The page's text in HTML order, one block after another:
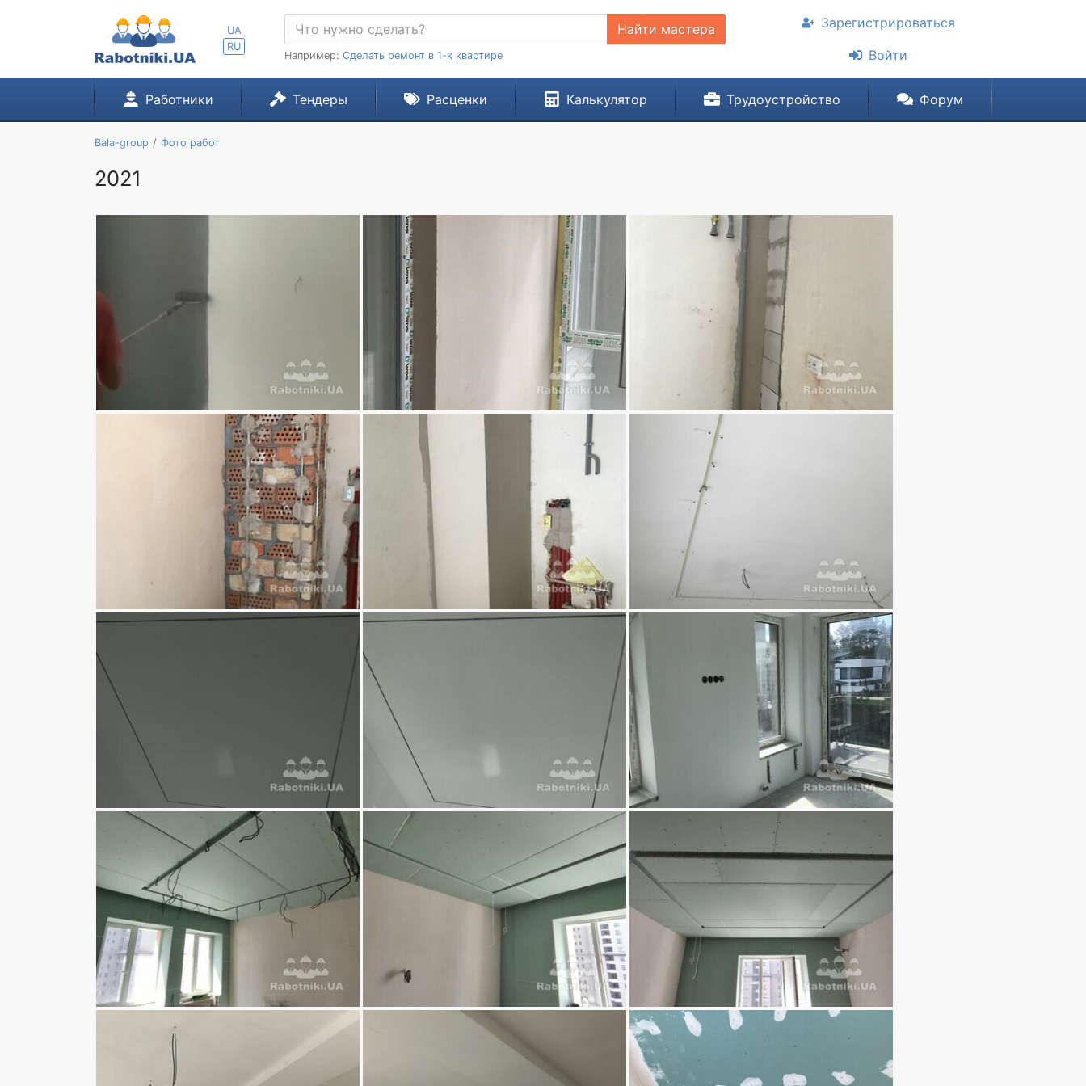
UA
RU
Найти мастера
Например: Сделать ремонт в 1-к квартире
Зарегистрироваться
Войти
Работники Тендеры Расценки Калькулятор Трудоустройство Форум
Bala-group Фото работ
2021